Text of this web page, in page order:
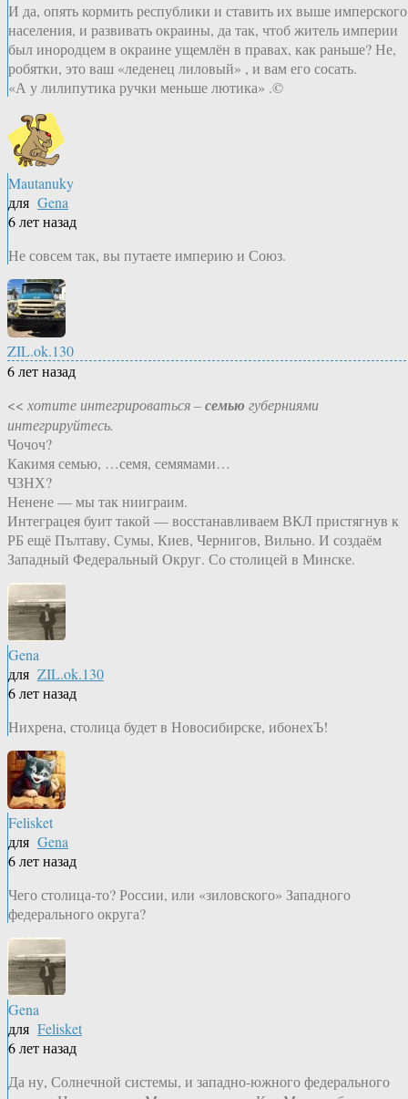
И да, опять кормить республики и ставить их выше имперского
населения, и развивать окраины, да так, чтоб житель империи
был инородцем в окраине ущемлён в правах, как раньше? Не,
робятки, это ваш «леденец лиловый» , и вам его сосать.
«А у лилипутика ручки меньше лютика» .©
Mautanuky
для Gena
6 лет назад
Не совсем так, вы путаете империю и Союз.
ZIL.ok.130
6 лет назад
<< хотите интегрироваться –семью губерниями
интегрируйтесь.
Чочоч?
Какимя семью, …семя, семямами…
ЧЗНХ?
Ненене — мы так нииграим.
Интеграцея буит такой — восстанавливаем ВКЛ пристягнув к
РБ ещё Пълтаву, Сумы, Киев, Чернигов, Вильно. И создаём
Западный Федеральный Округ. Со столицей в Минске.
Gena
для ZIL.ok.130
6 лет назад
Нихрена, столица будет в Новосибирске, ибонехЪ!
Felisket
для Gena
6 лет назад
Чего столица-то? России, или «зиловского» Западного
федерального округа?
Gena
для Felisket
6 лет назад
Да ну, Солнечной системы, и западно-южного федерального